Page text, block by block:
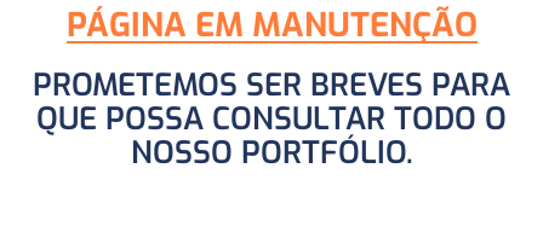
PÁGINA EM MANUTENÇÃO
PROMETEMOS SER BREVES PARA
QUE POSSA CONSULTAR TODO O
NOSSO PORTFÓLIO.